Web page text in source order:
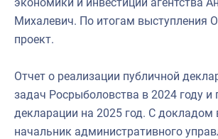
Михалевич. По итогам выступления
проект.
Отчет о реализации публичной
задач Росрыболовства в 2024 году и
декларации на 2025 год. С докладом
начальник административного